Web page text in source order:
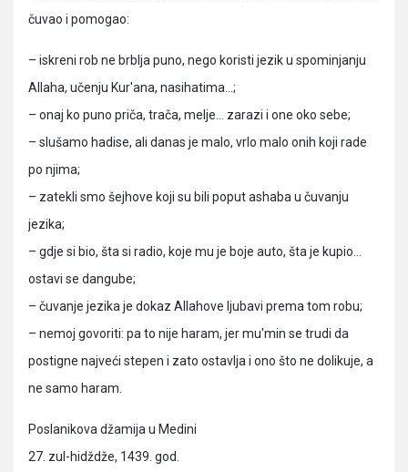
čuvao i pomogao:
– iskreni rob ne brblja puno, nego koristi jezik u spominjanju
Allaha, učenju Kur'ana, nasihatima…;
– onaj ko puno priča, trača, melje… zarazi i one oko sebe;
– slušamo hadise, ali danas je malo, vrlo malo onih koji rade
po njima;
– zatekli smo šejhove koji su bili poput ashaba u čuvanju
jezika;
– gdje si bio, šta si radio, koje mu je boje auto, šta je kupio…
ostavi se dangube;
– čuvanje jezika je dokaz Allahove ljubavi prema tom robu;
– nemoj govoriti: pa to nije haram, jer mu'min se trudi da
postigne najveći stepen i zato ostavlja i ono što ne dolikuje, a
ne samo haram.
Poslanikova džamija u Medini
27. zul-hidždže, 1439. god.